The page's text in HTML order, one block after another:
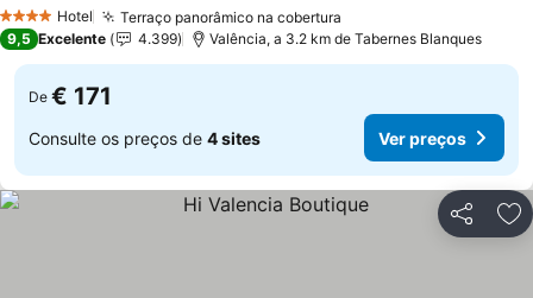
4 EstrelasHotel Terraço panorâmico na cobertura
9,5 Excelente 4.399 Valência, a 3.2 km de Tabernes Blanques
De € 171
Consulte os preços de 4 sites Ver preços
Partilhar